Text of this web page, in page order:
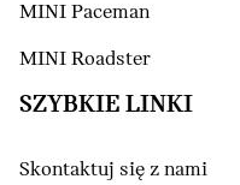
MINI Paceman
MINI Roadster
SZYBKIE LINKI
Skontaktuj się z nami